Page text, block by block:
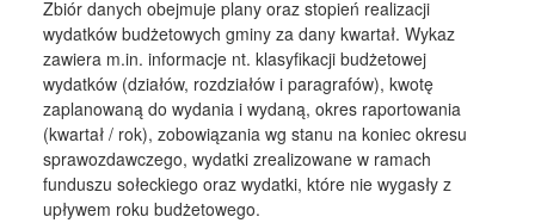
Zbiór danych obejmuje plany oraz stopień realizacji
wydatków budżetowych gminy za dany kwartał. Wykaz
zawiera m.in. informacje nt. klasyfikacji budżetowej
wydatków (działów, rozdziałów i paragrafów), kwotę
zaplanowaną do wydania i wydaną, okres raportowania
(kwartał / rok), zobowiązania wg stanu na koniec okresu
sprawozdawczego, wydatki zrealizowane w ramach
funduszu sołeckiego oraz wydatki, które nie wygasły z
upływem roku budżetowego.